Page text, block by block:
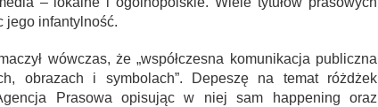
jego infantylność.
wówczas, że „współczesna komunikacja publiczna
obrazach i symbolach”. Depeszę na temat różdżek
Prasowa opisując w niej sam happening oraz